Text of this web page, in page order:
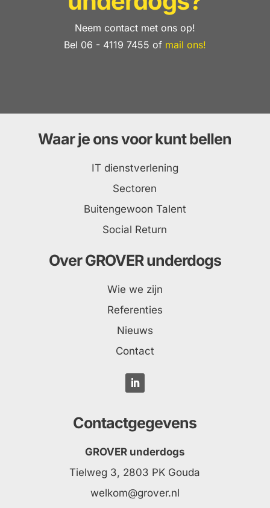
Neem contact met ons op!
Bel 06 - 4119 7455 of mail ons!
Waar je ons voor kunt bellen
IT dienstverlening
Sectoren
Buitengewoon Talent
Social Return
Over GROVER underdogs
Wie we zijn
Referenties
Nieuws
Contact
Contactgegevens
GROVER underdogs
Tielweg 3, 2803 PK Gouda
welkom@grover.nl